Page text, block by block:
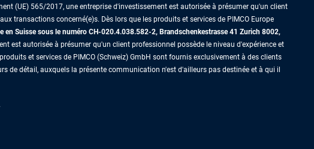
(UE) 565/2017, une entreprise d'investissement est autorisée à présumer qu'un client
transactions concerné(e)s. Dès lors que les produits et services de PIMCO Europe
en Suisse sous le numéro CH-020.4.038.582-2, Brandschenkestrasse 41 Zurich 8002,
est autorisée à présumer qu'un client professionnel possède le niveau d'expérience et
et services de PIMCO (Schweiz) GmbH sont fournis exclusivement à des clients
de détail, auxquels la présente communication n'est d'ailleurs pas destinée et à qui il